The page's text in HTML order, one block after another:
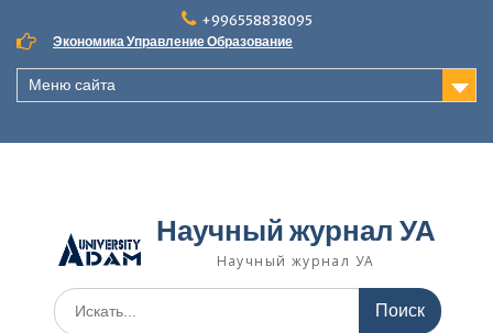
+996558838095
Экономика Управление Образование
Меню сайта
Научный журнал УА
Научный журнал УА
Поиск
для: